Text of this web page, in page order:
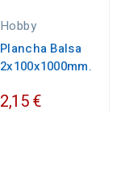
Hobby
Plancha Balsa
2x100x1000mm.
2,15 €